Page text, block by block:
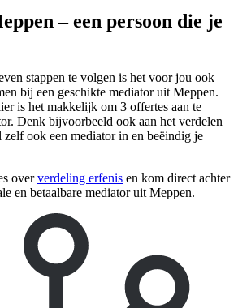
– een persoon die je
stappen te volgen is het voor jou ook
bij een geschikte mediator uit Meppen.
is het makkelijk om 3 offertes aan te
Denk bijvoorbeeld ook aan het verdelen
zelf ook een mediator in en beëindig je
oververdeling erfenis en kom direct achter
en betaalbare mediator uit Meppen.